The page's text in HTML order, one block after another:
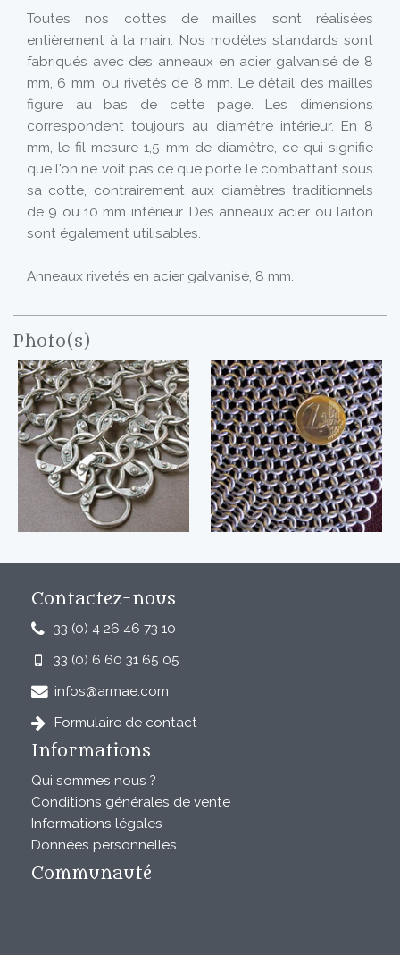
Toutes nos cottes de mailles sont réalisées
entièrement à la main. Nos modèles standards sont
fabriqués avec des anneaux en acier galvanisé de 8
mm, 6 mm, ou rivetés de 8 mm. Le détail des mailles
figure au bas de cette page. Les dimensions
correspondent toujours au diamètre intérieur. En 8
mm, le fil mesure 1,5 mm de diamètre, ce qui signifie
que l'on ne voit pas ce que porte le combattant sous
sa cotte, contrairement aux diamètres traditionnels
de 9 ou 10 mm intérieur. Des anneaux acier ou laiton
sont également utilisables.
Anneaux rivetés en acier galvanisé, 8 mm.
Photo(s)
Contactez-nous
33 (0) 4 26 46 73 10
33 (0) 6 60 31 65 05
infos@armae.com
Formulaire de contact
Informations
Qui sommes nous ?
Conditions générales de vente
Informations légales
Données personnelles
Communauté